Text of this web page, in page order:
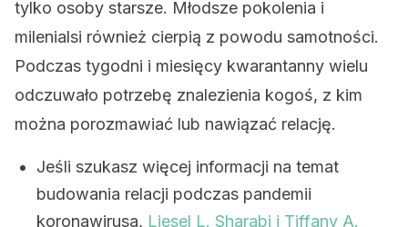
tylko osoby starsze. Młodsze pokolenia i
milenialsi również cierpią z powodu samotności.
Podczas tygodni i miesięcy kwarantanny wielu
odczuwało potrzebę znalezienia kogoś, z kim
można porozmawiać lub nawiązać relację.
Jeśli szukasz więcej informacji na temat
budowania relacji podczas pandemii
koronawirusa, Liesel L. Sharabi i Tiffany A.